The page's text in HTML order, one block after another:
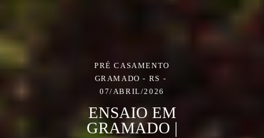
PRÉ CASAMENTO
GRAMADO - RS
07/ABRIL/2026
ENSAIO EM
GRAMADO |